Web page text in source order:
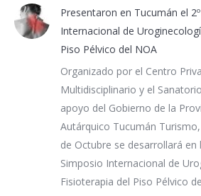
Presentaron en Tucumán el
Internacional de
Piso Pélvico del NOA
Organizado por el Centro
Multidisciplinario y el
apoyo del Gobierno de la
Autárquico Tucumán
de Octubre se desarrollará en
Simposio Internacional de
Fisioterapia del Piso Pélvico